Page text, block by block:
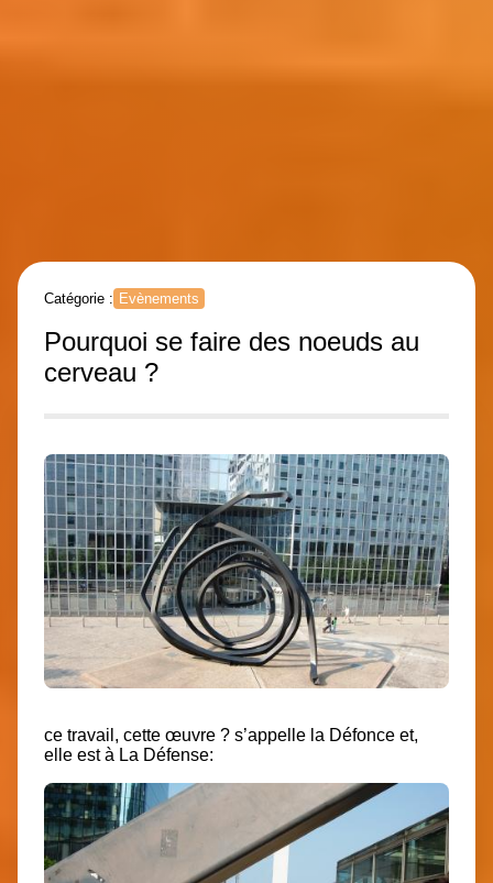
Catégorie : Evènements
Pourquoi se faire des noeuds au
cerveau ?
ce travail, cette œuvre ? s’appelle la Défonce et,
elle est à La Défense: